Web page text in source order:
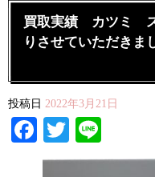
買取実績 カツミ
りさせていただき
投稿日 2022年3月21日
Facebook
Twitter